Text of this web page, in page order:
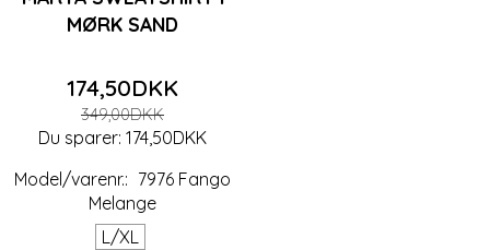
MØRK SAND
174,50DKK
349,00DKK
Du sparer: 174,50DKK
Model/varenr.: 7976 Fango
Melange
L/XL